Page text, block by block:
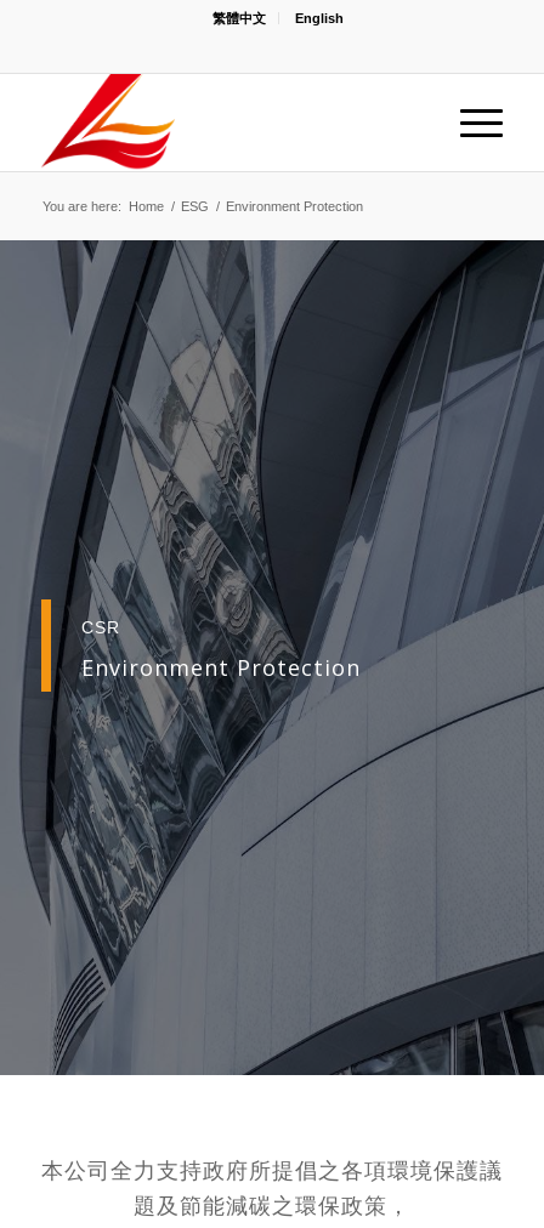
繁體中文 English
You are here: Home / ESG / Environment Protection
CSR
Environment Protection
本公司全力支持政府所提倡之各項環境保護議
題及節能減碳之環保政策，